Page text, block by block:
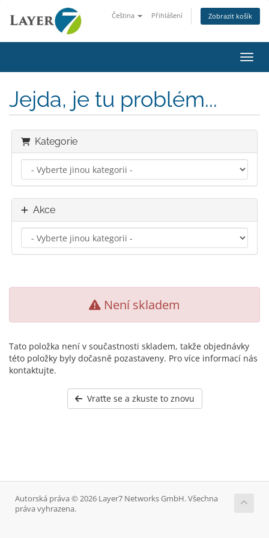
Čeština Přihlášení Zobrazit košík
Jejda, je tu problém...
Kategorie
Akce
Není skladem
Tato položka není v součastnosti skladem, takže objednávky
této položky byly dočasně pozastaveny. Pro více informací nás
kontaktujte.
Vraťte se a zkuste to znovu
Autorská práva © 2026 Layer7 Networks GmbH. Všechna
práva vyhrazena.